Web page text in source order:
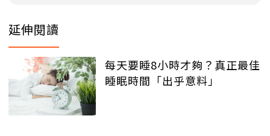
延伸閱讀
每天要睡8小時才夠？真正最佳
睡眠時間「出乎意料」